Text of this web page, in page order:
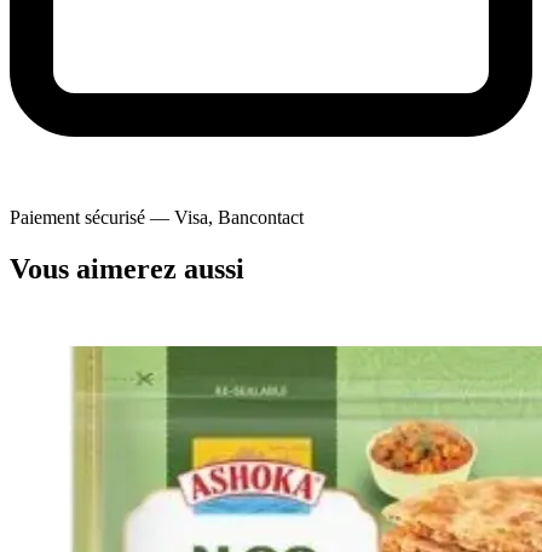
Paiement sécurisé — Visa, Bancontact
Vous aimerez aussi